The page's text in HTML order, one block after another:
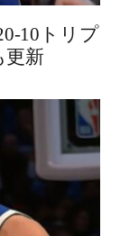
10トリプ
更新